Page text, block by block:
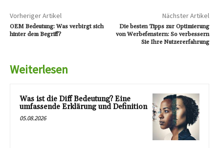
Vorheriger Artikel
OEM Bedeutung: Was verbirgt sich
hinter dem Begriff?
Nächster Artikel
Die besten Tipps zur Optimierung
von Werbefenstern: So verbessern
Sie Ihre Nutzererfahrung
Weiterlesen
Was ist die Diff Bedeutung? Eine
umfassende Erklärung und Definition
05.08.2026